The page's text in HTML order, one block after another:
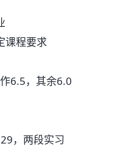
课程要求
6.5，其余6.0
，两段实习